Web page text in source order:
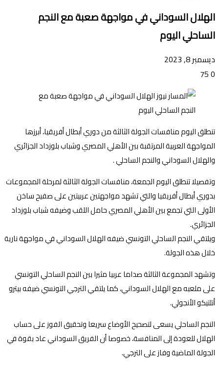
الهلال السوداني في مواجهة صعبة مع النجم
الساحلي اليوم
ديسمبر 8, 2023
0
تنطلق اليوم منافسات الجولة الثالثة من دوري أبطال أفريقيا، أبرزها
المواجهة العربية المرتقبة بين الأهلي المصري وشباب بلوزداد الجزائري
والهلال السوداني والنجم الساحلي .
وتفصيلا تنطلق اليوم الجمعة، منافسات الجولة الثالثة لمرحلة المجموعات
بدوري أبطال أفريقيا والتي تشهد مواجهتين عربيتين على صفيح ساخن
الأولى التي تجمع بين الأهلي المصري حامل اللقب وضيفه شباب بلوزداد
الجزائري.
ويلتقي النجم الساحلي التونسي ضيفه الهلال السوداني في مواجهة نارية
خلال هذه الجولة.
وتشهد المجموعة الثالثة صداما عربيا مثيرا بين النجم الساحلي التونسي
على ملعبه مع الهلال السوداني، كما يلتقي الترجي التونسي ضيفه بيترو
أتلتيكو الأنجولي.
النجم الساحلي يسعى لتصحيح الأوضاع سريعا وتحقيق الفوز على حساب
الهلال للعودة إلى المنافسة، خصوصا أن الفريق السوداني عاد بقوة في
الجولة الماضية وفاز على الترجي.